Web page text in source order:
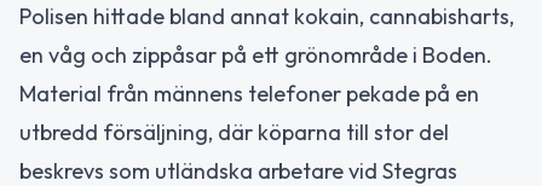
Polisen hittade bland annat kokain, cannabisharts,
en våg och zippåsar på ett grönområde i Boden.
Material från männens telefoner pekade på en
utbredd försäljning, där köparna till stor del
beskrevs som utländska arbetare vid Stegras